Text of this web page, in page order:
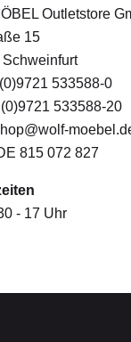
Outletstore
15
Schweinfurt
533588-0
533588-20
815 072 827
- 17 Uhr